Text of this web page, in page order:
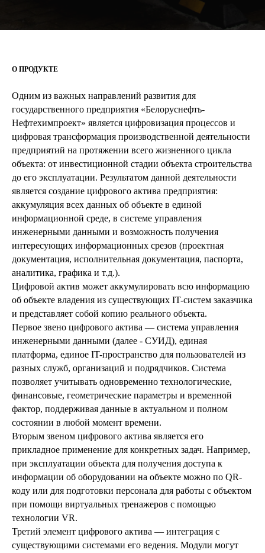
О ПРОДУКТЕ
Одним из важных направлений развития для
государственного предприятия «Белоруснефть-
Нефтехимпроект» является цифровизация процессов и
цифровая трансформация производственной деятельности
предприятий на протяжении всего жизненного цикла
объекта: от инвестиционной стадии объекта строительства
до его эксплуатации. Результатом данной деятельности
является создание цифрового актива предприятия:
аккумуляция всех данных об объекте в единой
информационной среде, в системе управления
инженерными данными и возможность получения
интересующих информационных срезов (проектная
документация, исполнительная документация, паспорта,
аналитика, графика и т.д.).
Цифровой актив может аккумулировать всю информацию
об объекте владения из существующих IT-систем заказчика
и представляет собой копию реального объекта.
Первое звено цифрового актива — система управления
инженерными данными (далее - СУИД), единая
платформа, единое IT-пространство для пользователей из
разных служб, организаций и подрядчиков. Система
позволяет учитывать одновременно технологические,
финансовые, геометрические параметры и временной
фактор, поддерживая данные в актуальном и полном
состоянии в любой момент времени.
Вторым звеном цифрового актива является его
прикладное применение для конкретных задач. Например,
при эксплуатации объекта для получения доступа к
информации об оборудовании на объекте можно по QR-
коду или для подготовки персонала для работы с объектом
при помощи виртуальных тренажеров с помощью
технологии VR.
Третий элемент цифрового актива — интеграция с
существующими системами его ведения. Модули могут